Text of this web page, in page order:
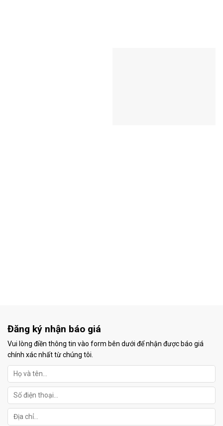
Đăng ký nhận báo giá
Vui lòng điền thông tin vào form bên dưới để nhận được báo giá
chính xác nhất từ chúng tôi.